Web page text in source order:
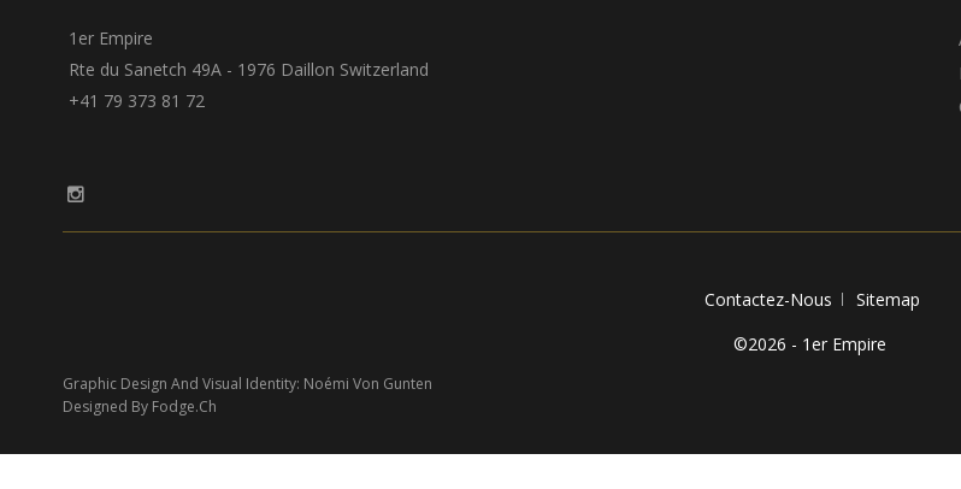
1er Empire
Rte du Sanetch 49A - 1976 Daillon Switzerland
+41 79 373 81 72
Contactez-Nous
Sitemap
©2026 - 1er Empire
Graphic Design And Visual Identity: Noémi Von Gunten
Designed By Fodge.ch